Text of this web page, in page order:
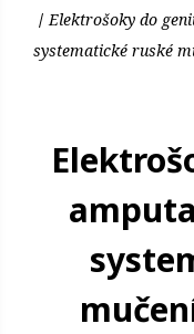
Elektrošoky do
systematické ruské